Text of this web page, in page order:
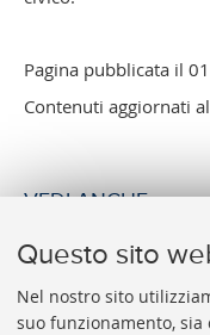
Questo sito
Nel nostro sito
suo funzionamento,
Pagina pubblicata il
Contenuti aggiornati
VEDI ANCHE
Dati anni precedenti -